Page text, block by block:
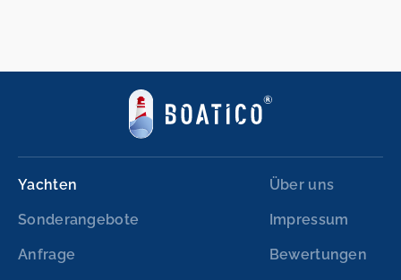
Yachten
Sonderangebote
Anfrage
Über uns
Impressum
Bewertungen